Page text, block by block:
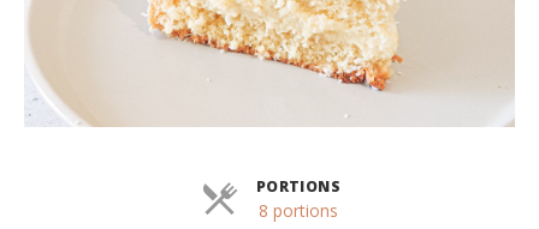
PORTIONS
8 portions